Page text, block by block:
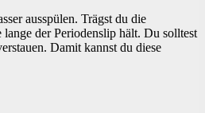
ausspülen. Trägst du die
der Periodenslip hält. Du solltest
Damit kannst du diese